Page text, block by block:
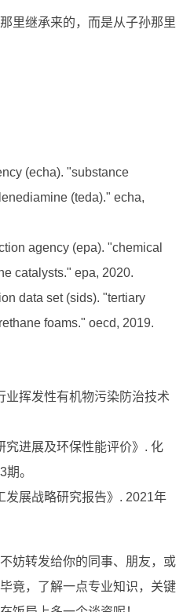
里继承来的，而是从子孙那里
(echa). "substance
(teda)." echa,
agency (epa). "chemical
catalysts." epa, 2020.
data set (sids). "tertiary
foams." oecd, 2019.
业挥发性有机物污染防治技术
究进展及环保性能评价》. 化
。
发展战略研究报告》. 2021年
妨转发给你的同事、朋友，或
竟，了解一点专业知识，关键